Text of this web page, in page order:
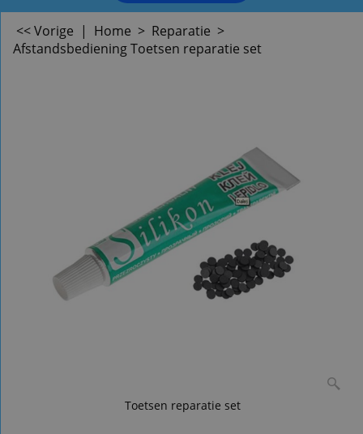
<< Vorige | Home > Reparatie >
Afstandsbediening Toetsen reparatie set
Toetsen reparatie set